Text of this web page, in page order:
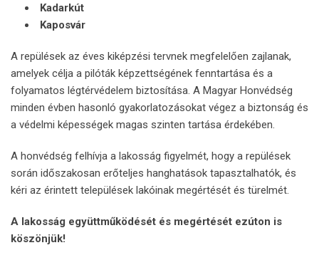
Kadarkút
Kaposvár
A repülések az éves kiképzési tervnek megfelelően zajlanak,
amelyek célja a pilóták képzettségének fenntartása és a
folyamatos légtérvédelem biztosítása. A Magyar Honvédség
minden évben hasonló gyakorlatozásokat végez a biztonság és
a védelmi képességek magas szinten tartása érdekében.
A honvédség felhívja a lakosság figyelmét, hogy a repülések
során időszakosan erőteljes hanghatások tapasztalhatók, és
kéri az érintett települések lakóinak megértését és türelmét.
A lakosság együttműködését és megértését ezúton is
köszönjük!